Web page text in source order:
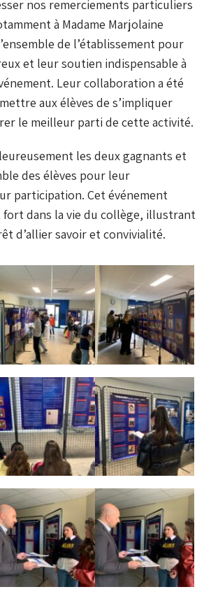
nos remerciements particuliers
à Madame Marjolaine
de l’établissement pour
et leur soutien indispensable à
Leur collaboration a été
aux élèves de s’impliquer
le meilleur parti de cette activité.
les deux gagnants et
des élèves pour leur
participation. Cet événement
dans la vie du collège, illustrant
d’allier savoir et convivialité.